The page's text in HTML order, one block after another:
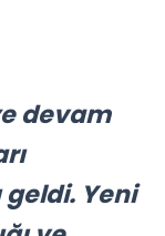
devam
geldi. Yeni